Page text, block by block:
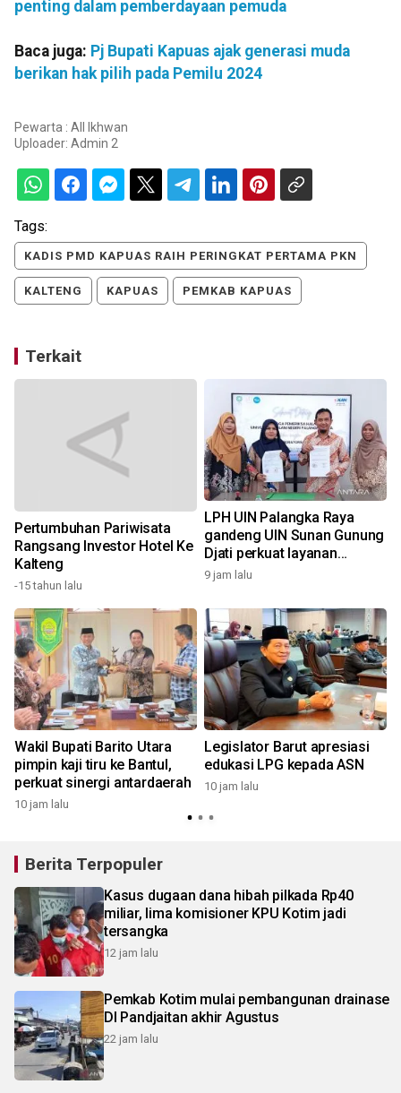
penting dalam pemberdayaan pemuda
Baca juga: Pj Bupati Kapuas ajak generasi muda
berikan hak pilih pada Pemilu 2024
Pewarta : All Ikhwan
Uploader: Admin 2
Tags:
KADIS PMD KAPUAS RAIH PERINGKAT PERTAMA PKN
KALTENG KAPUAS PEMKAB KAPUAS
Terkait
Pertumbuhan Pariwisata
Rangsang Investor Hotel Ke
Kalteng
-15 tahun lalu
LPH UIN Palangka Raya
gandeng UIN Sunan Gunung
Djati perkuat layanan
sertifikasi halal
9 jam lalu
Wakil Bupati Barito Utara
pimpin kaji tiru ke Bantul,
perkuat sinergi antardaerah
10 jam lalu
Legislator Barut apresiasi
edukasi LPG kepada ASN
10 jam lalu
Berita Terpopuler
Kasus dugaan dana hibah pilkada Rp40
miliar, lima komisioner KPU Kotim jadi
tersangka
12 jam lalu
Pemkab Kotim mulai pembangunan drainase
DI Pandjaitan akhir Agustus
22 jam lalu